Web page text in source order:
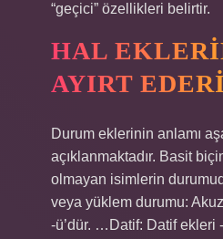
“geçici” özellikleri belirtir.
HAL
AYIRT
Durum eklerinin anlamı
açıklanmaktadır. Basit
olmayan isimlerin
veya yüklem durumu:
-ü’dür. …Datif: Datif ekleri